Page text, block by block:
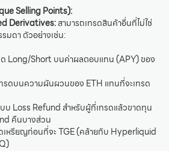
Selling Points):
Derivatives:สามารถเทรดสินค้าอื่นที่ไม่ใช่
มดา ตัวอย่างเช่น:
ด Long/Short บนค่าผลตอบแทน (APY) ของ
รดบนความผันผวนของ ETH แทนที่จะเทรด
บ Loss Refund สำหรับผู้ที่เทรดแล้วขาดทุน
คืนบางส่วน
เหรียญก่อนที่จะ TGE (คล้ายกับ Hyperliquid